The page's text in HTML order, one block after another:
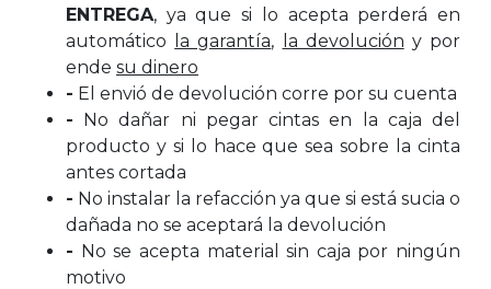
ENTREGA, ya que si lo acepta perderá en
automático
la garantía, la devolución y por
ende su dinero
- El envió de devolución corre por su cuenta
- No dañar ni pegar cintas en la caja del
producto y si lo hace que sea sobre la cinta
antes cortada
- No instalar la refacción ya que si está sucia o
dañada no se aceptará la devolución
- No se acepta material sin caja por ningún
motivo